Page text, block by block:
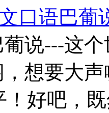
口语巴葡
说---这
想要大声
好吧，